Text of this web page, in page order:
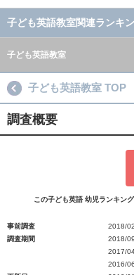
子ども英語教室関連ランキ
子ども英語教室
子ども英語教室 TOP
調査概要
この子ども英語 幼児ランキン
事前調査
2018/
調査期間
2018/
2017/
2016/